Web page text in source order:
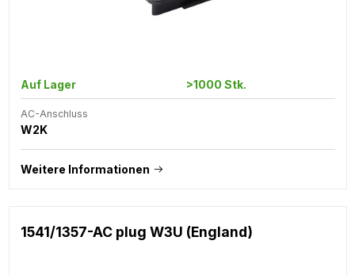
Auf Lager >1000 Stk.
AC-Anschluss
W2K
Weitere Informationen
1541/1357-AC plug W3U (England)